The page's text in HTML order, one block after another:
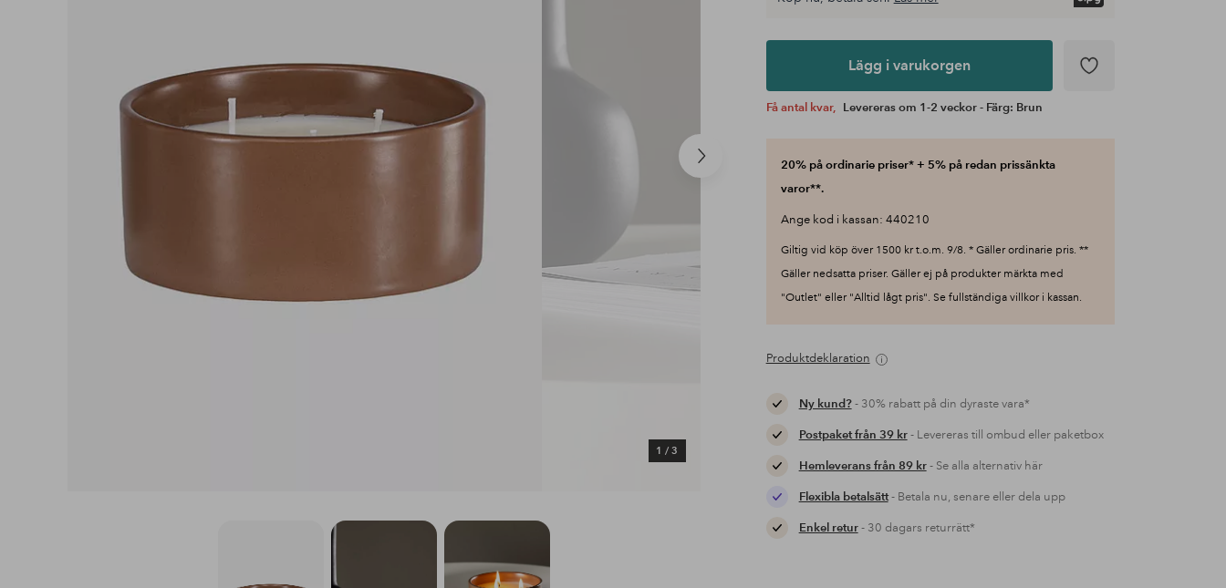
Nästa
produkt
1 / 3
Lägg i varukorgen
Få antal kvar, Levereras om 1-2 veckor - Färg: Brun
20% på ordinarie priser* + 5% på redan prissänkta
varor**.
Ange kod i kassan: 440210
Giltig vid köp över 1500 kr t.o.m. 9/8. * Gäller ordinarie pris. **
Gäller nedsatta priser. Gäller ej på produkter märkta med
"Outlet" eller "Alltid lågt pris". Se fullständiga villkor i kassan.
Produktdeklaration
Ny kund?- 30% rabatt på din dyraste vara*
Postpaket från 39 kr- Levereras till ombud eller paketbox
Hemleverans från 89 kr- Se alla alternativ här
Flexibla betalsätt- Betala nu, senare eller dela upp
Enkel retur- 30 dagars returrätt*